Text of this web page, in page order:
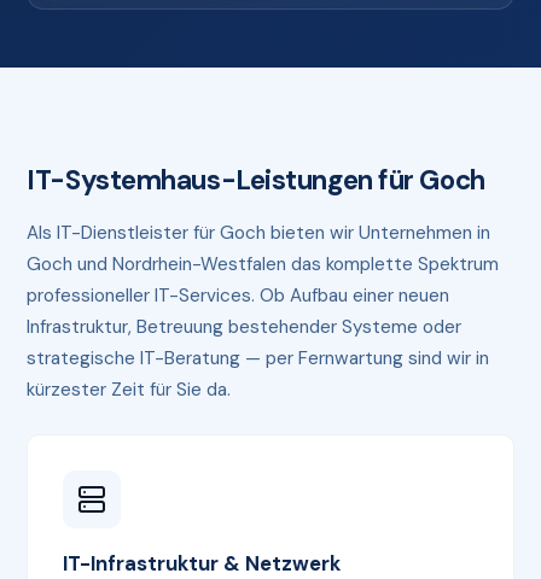
IT-Systemhaus-Leistungen für Goch
Als IT-Dienstleister für Goch bieten wir Unternehmen in
Goch und Nordrhein-Westfalen das komplette Spektrum
professioneller IT-Services. Ob Aufbau einer neuen
Infrastruktur, Betreuung bestehender Systeme oder
strategische IT-Beratung — per Fernwartung sind wir in
kürzester Zeit für Sie da.
IT-Infrastruktur & Netzwerk